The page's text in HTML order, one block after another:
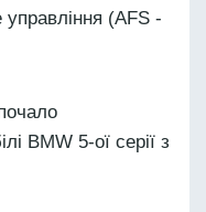
(AFS -
BMW 5-ої серії з